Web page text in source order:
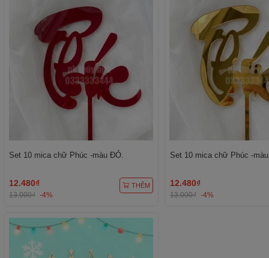
Set 10 mica chữ Phúc -màu ĐỎ.
12.480₫
13.000₫ -4%
THÊM
Set 10 mica chữ Phúc -
12.480₫
13.000₫ -4%